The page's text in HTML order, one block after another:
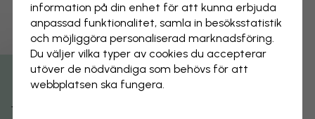
Visar sidan 1 av 1 sidor
Utforska fler kategorier
information på din enhet för att kunna erbjuda
anpassad funktionalitet, samla in besöks­statistik
och möjliggöra personaliserad marknads­föring.
Du väljer vilka typer av cookies du accepterar
utöver de nödvändiga som behövs för att
webbplatsen ska fungera.